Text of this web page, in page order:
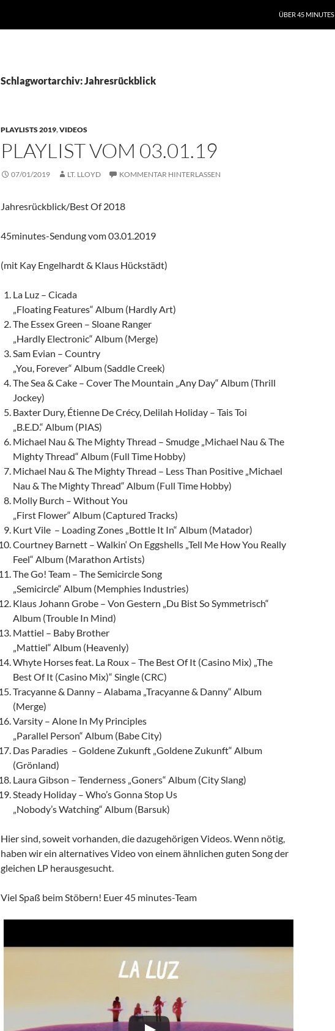
ÜBER 45 MINUTES
Schlagwortarchiv: Jahresrückblick
PLAYLISTS 2019,VIDEOS
PLAYLIST VOM 03.01.19
07/01/2019 LT. LLOYD KOMMENTAR HINTERLASSEN
Jahresrückblick/Best Of 2018
45minutes-Sendung vom 03.01.2019
(mit Kay Engelhardt & Klaus Hückstädt)
La Luz – Cicada
„Floating Features“ Album (Hardly Art)
The Essex Green – Sloane Ranger
„Hardly Electronic“ Album (Merge)
Sam Evian – Country
„You, Forever“ Album (Saddle Creek)
The Sea & Cake – Cover The Mountain „Any Day“ Album (Thrill
Jockey)
Baxter Dury, Étienne De Crécy, Delilah Holiday – Tais Toi
„B.E.D.“ Album (PIAS)
Michael Nau & The Mighty Thread – Smudge „Michael Nau & The
Mighty Thread“ Album (Full Time Hobby)
Michael Nau & The Mighty Thread – Less Than Positive „Michael
Nau & The Mighty Thread“ Album (Full Time Hobby)
Molly Burch – Without You
„First Flower“ Album (Captured Tracks)
Kurt Vile – Loading Zones „Bottle It In“ Album (Matador)
Courtney Barnett – Walkin‘ On Eggshells „Tell Me How You Really
Feel“ Album (Marathon Artists)
The Go! Team – The Semicircle Song
„Semicircle“ Album (Memphies Industries)
Klaus Johann Grobe – Von Gestern „Du Bist So Symmetrisch“
Album (Trouble In Mind)
Mattiel – Baby Brother
„Mattiel“ Album (Heavenly)
Whyte Horses feat. La Roux – The Best Of It (Casino Mix) „The
Best Of It (Casino Mix)“ Single (CRC)
Tracyanne & Danny – Alabama „Tracyanne & Danny“ Album
(Merge)
Varsity – Alone In My Principles
„Parallel Person“ Album (Babe City)
Das Paradies – Goldene Zukunft „Goldene Zukunft“ Album
(Grönland)
Laura Gibson – Tenderness „Goners“ Album (City Slang)
Steady Holiday – Who’s Gonna Stop Us
„Nobody’s Watching“ Album (Barsuk)
Hier sind, soweit vorhanden, die dazugehörigen Videos. Wenn nötig,
haben wir ein alternatives Video von einem ähnlichen guten Song der
gleichen LP herausgesucht.
Viel Spaß beim Stöbern! Euer 45 minutes-Team